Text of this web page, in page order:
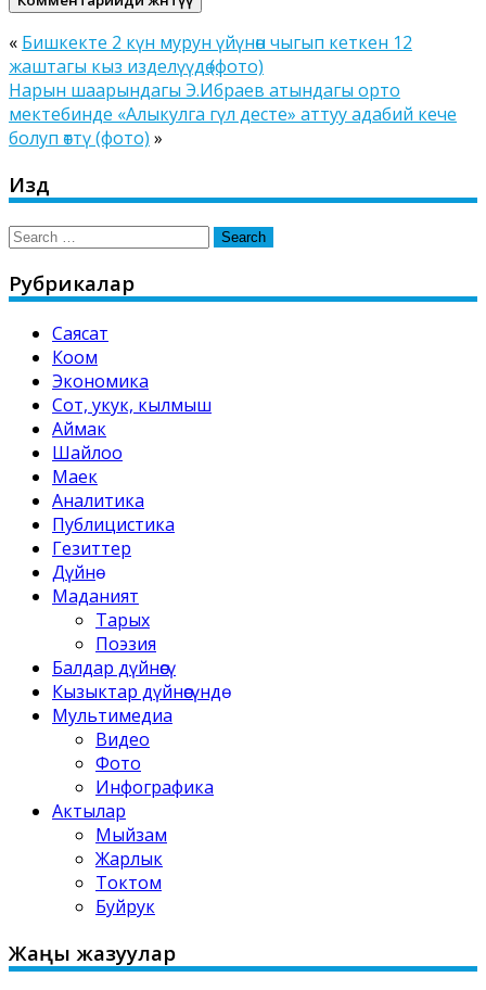
« Бишкекте 2 күн мурун үйүнөн чыгып кеткен 12
жаштагы кыз изделүүдө (фото)
Нарын шаарындагы Э.Ибраев атындагы орто
мектебинде «Алыкулга гүл десте» аттуу адабий кече
болуп өттү (фото) »
Издөө
Search
Рубрикалар
Саясат
Коом
Экономика
Сот, укук, кылмыш
Аймак
Шайлоо
Маек
Аналитика
Публицистика
Гезиттер
Дүйнө
Маданият
Тарых
Поэзия
Балдар дүйнөсү
Кызыктар дүйнөсүндө
Мультимедиа
Видео
Фото
Инфографика
Актылар
Мыйзам
Жарлык
Токтом
Буйрук
Жаңы жазуулар